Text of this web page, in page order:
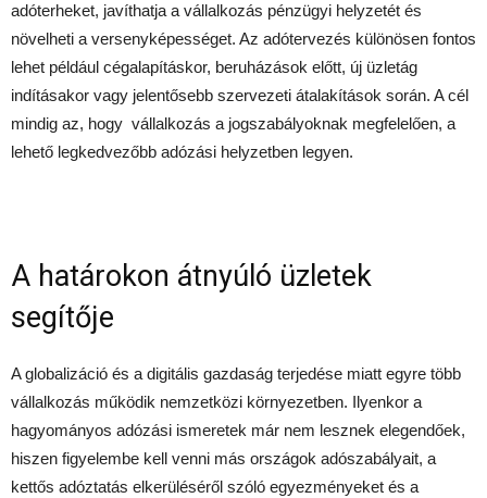
adóterheket, javíthatja a vállalkozás pénzügyi helyzetét és
növelheti a versenyképességet. Az adótervezés különösen fontos
lehet például cégalapításkor, beruházások előtt, új üzletág
indításakor vagy jelentősebb szervezeti átalakítások során. A cél
mindig az, hogy vállalkozás a jogszabályoknak megfelelően, a
lehető legkedvezőbb adózási helyzetben legyen.
A határokon átnyúló üzletek
segítője
A globalizáció és a digitális gazdaság terjedése miatt egyre több
vállalkozás működik nemzetközi környezetben. Ilyenkor a
hagyományos adózási ismeretek már nem lesznek elegendőek,
hiszen figyelembe kell venni más országok adószabályait, a
kettős adóztatás elkerüléséről szóló egyezményeket és a